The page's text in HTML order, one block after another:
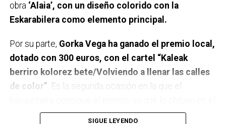
9:00 Txupin desde el Ayuntamiento.
9:30 Torneo popular y federado de Tenis de mesa en
el polideportivo Urbi.
10:00 Diana de Gaiteros con B. Haizedoinu Gaiteroak.
10:30 Semifinales del campeonato Open de Bizkaia
2022 de pelota mano en los frontones de Artunduaga.
obra ‘Alaia’, con un diseño colorido con la
Eskarabilera como elemento principal.
Por su parte, Gorka Vega ha ganado el premio local,
dotado con 300 euros, con el cartel “Kaleak
berriro kolorez bete/Volviendo a llenar las calles
de color” . Es la segunda ocasión en la que el
año 2018 con su trabajo “Basaurin jai mende erdi alai”.
SIGUE LEYENDO